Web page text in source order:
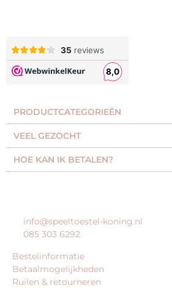
PRODUCTCATEGORIEËN​
VEEL GEZOCHT​
HOE KAN IK BETALEN?
info@speeltoestel-koning.nl
085 303 6292
Bestelinformatie
Betaalmogelijkheden
Ruilen & retourneren